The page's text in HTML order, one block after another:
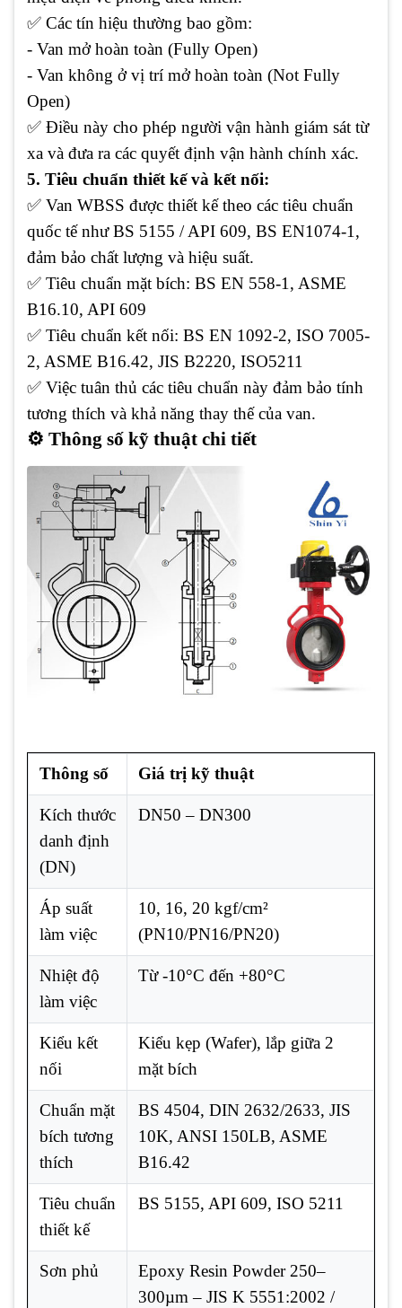
✅ Các tín hiệu thường bao gồm:
- Van mở hoàn toàn (Fully Open)
- Van không ở vị trí mở hoàn toàn (Not Fully
Open)
✅ Điều này cho phép người vận hành giám sát từ
xa và đưa ra các quyết định vận hành chính xác.
5. Tiêu chuẩn thiết kế và kết nối:
✅ Van WBSS được thiết kế theo các tiêu chuẩn
quốc tế như BS 5155 / API 609, BS EN1074-1,
đảm bảo chất lượng và hiệu suất.
✅ Tiêu chuẩn mặt bích: BS EN 558-1, ASME
B16.10, API 609
✅ Tiêu chuẩn kết nối: BS EN 1092-2, ISO 7005-
2, ASME B16.42, JIS B2220, ISO5211
✅ Việc tuân thủ các tiêu chuẩn này đảm bảo tính
tương thích và khả năng thay thế của van.
⚙️ Thông số kỹ thuật chi tiết
Thông số Giá trị kỹ thuật
Kích thước
danh định
(DN)
DN50 – DN300
Áp suất
làm việc
10, 16, 20 kgf/cm²
(PN10/PN16/PN20)
Nhiệt độ
làm việc
Từ -10°C đến +80°C
Kiểu kết
nối
Kiểu kẹp (Wafer), lắp giữa 2
mặt bích
Chuẩn mặt
bích tương
thích
BS 4504, DIN 2632/2633, JIS
10K, ANSI 150LB, ASME
B16.42
Tiêu chuẩn
thiết kế
BS 5155, API 609, ISO 5211
Sơn phủ
Epoxy Resin Powder 250–
300µm – JIS K 5551:2002 /